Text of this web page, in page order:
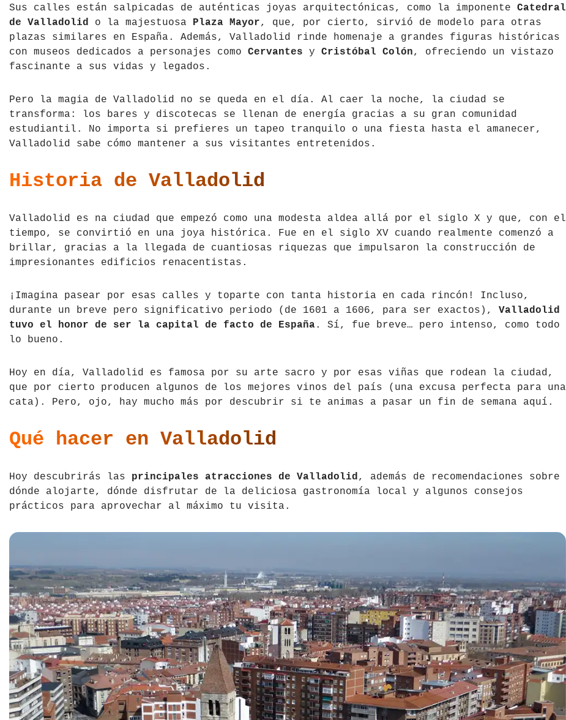
Tíbet
Irlanda
Italia
Letonia
Liechtenstein
Noruega
Portugal
Polonia
República Checa
Rusia
Suecia
Suiza
Turquía
Sus calles están salpicadas de auténticas joyas arquitectónicas, como la imponente Catedral
de Valladolid o la majestuosa Plaza Mayor, que, por cierto, sirvió de modelo para otras
plazas similares en España. Además, Valladolid rinde homenaje a grandes figuras históricas
con museos dedicados a personajes como Cervantes y Cristóbal Colón, ofreciendo un vistazo
fascinante a sus vidas y legados.
Pero la magia de Valladolid no se queda en el día. Al caer la noche, la ciudad se
transforma: los bares y discotecas se llenan de energía gracias a su gran comunidad
estudiantil. No importa si prefieres un tapeo tranquilo o una fiesta hasta el amanecer,
Valladolid sabe cómo mantener a sus visitantes entretenidos.
Historia de Valladolid
Valladolid es na ciudad que empezó como una modesta aldea allá por el siglo X y que, con el
tiempo, se convirtió en una joya histórica. Fue en el siglo XV cuando realmente comenzó a
brillar, gracias a la llegada de cuantiosas riquezas que impulsaron la construcción de
impresionantes edificios renacentistas.
¡Imagina pasear por esas calles y toparte con tanta historia en cada rincón! Incluso,
durante un breve pero significativo periodo (de 1601 a 1606, para ser exactos), Valladolid
tuvo el honor de ser la capital de facto de España. Sí, fue breve… pero intenso, como todo
lo bueno.
Hoy en día, Valladolid es famosa por su arte sacro y por esas viñas que rodean la ciudad,
que por cierto producen algunos de los mejores vinos del país (una excusa perfecta para una
cata). Pero, ojo, hay mucho más por descubrir si te animas a pasar un fin de semana aquí.
Qué hacer en Valladolid
Hoy descubrirás las principales atracciones de Valladolid, además de recomendaciones sobre
dónde alojarte, dónde disfrutar de la deliciosa gastronomía local y algunos consejos
prácticos para aprovechar al máximo tu visita.